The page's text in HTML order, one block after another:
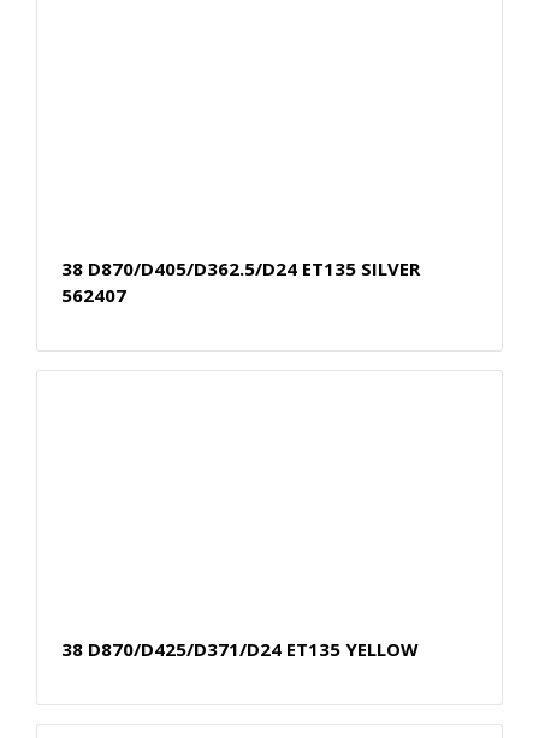
38 D870/D405/D362.5/D24 ET135 SILVER
562407
38 D870/D425/D371/D24 ET135 YELLOW